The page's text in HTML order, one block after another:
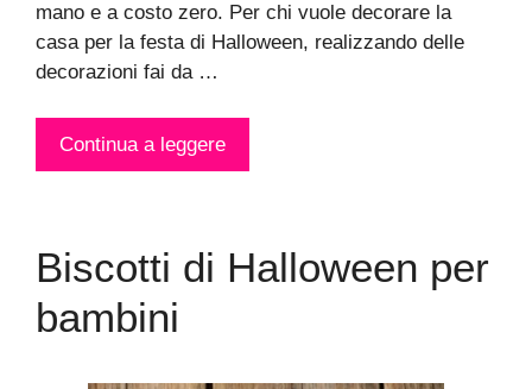
mano e a costo zero. Per chi vuole decorare la
casa per la festa di Halloween, realizzando delle
decorazioni fai da …
Continua a leggere
Biscotti di Halloween per
bambini